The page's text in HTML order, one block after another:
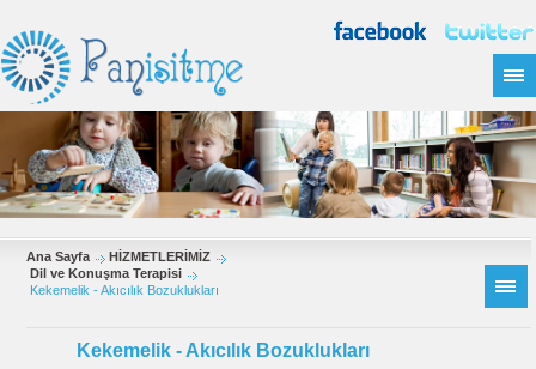
Ana Sayfa
HİZMETLERİMİZ
Dil ve Konuşma Terapisi
Kekemelik - Akıcılık Bozuklukları
Kekemelik - Akıcılık Bozuklukları